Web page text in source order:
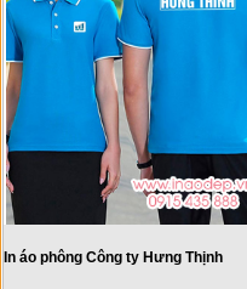
In áo phông Công ty Hưng Thịnh